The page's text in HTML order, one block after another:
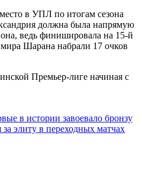
в УПЛ по итогам сезона
должна была напрямую
ведь финишировала на 15-й
Шарана набрали 17 очков
Премьер-лиге начиная с
в истории завоевало бронзу
элиту в переходных матчах